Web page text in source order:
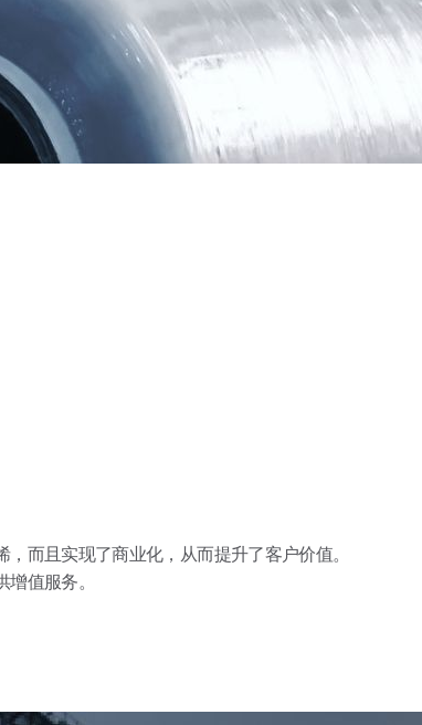
而且实现了商业化，从而提升了客户价值。
值服务。